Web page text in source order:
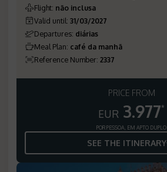
Flight: não inclusa
Valid until: 31/03/2027
Departures: diárias
Meal Plan: café da manhã
Reference Number: 2337
PRICE FROM
EUR 3.977*
POR PESSOA, EM APTO DUPLO
SEE THE ITINERARY